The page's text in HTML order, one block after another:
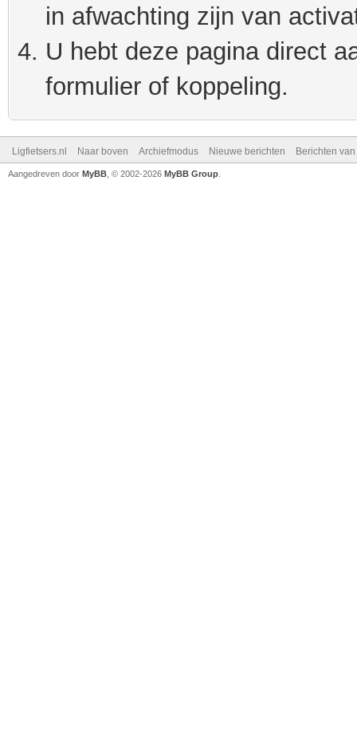
in afwachting zijn van
U hebt deze pagina direct
formulier of koppeling.
Ligfietsers.nl Naar boven Archiefmodus Nieuwe berichten Berichten
Aangedreven door MyBB , © 2002-2026 MyBB Group